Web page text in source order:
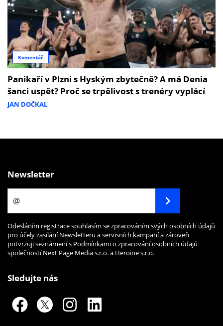
Komentář
Panikaří v Plzni s Hyským zbytečně? A má Denia
šanci uspět? Proč se trpělivost s trenéry vyplácí
JAN DOČKAL
Newsletter
Odesláním registrace souhlasím se zpracováním svých osobních údajů
pro účely zasílání Newsletteru a servisních kampaní a zároveň
potvrzuji seznámení s Podmínkami o zpracování osobních údajů
společností Next Page Media s.r.o. a Heroine s.r.o.
Sledujte nás